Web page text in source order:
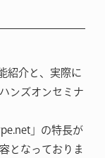
紹介と、実際に
ンズオンセミナ
」の特長が
となっておりま